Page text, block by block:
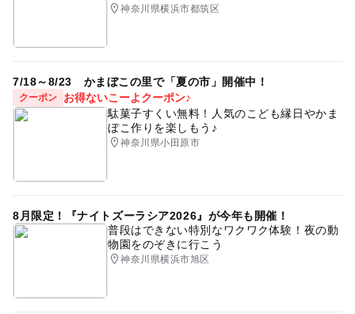
応募方法
公式HPよりご予約を頂くか、
直接のご来店でもご利用頂けます。
稀に貸切営業を行っている場合がございます。
予約ページ
予約はこちらから
大人の料金詳細
・30分 平日 税込380円
・30分 土日 税込580円
（別途飲み放題オプション370円はお選び頂けます）
す。
（3時間パックご利用中なら1000円）
エアー遊具 キッズパーク
キッズケーキ作り おしごと体験 体験イベント
お仕事体験 東京子連れスポット 体験型イベント
お寿司 横浜
神奈川県横浜市都筑区
7/18～8/23 かまぼこの里で「夏の市」開催中！
クーポン
お得ないこーよクーポン♪
駄菓子すくい無料！人気のこども縁日やかま
ぼこ作りを楽しもう♪
神奈川県小田原市
8月限定！『ナイトズーラシア2026』が今年も開催！
普段はできない特別なワクワク体験！夜の動
物園をのぞきに行こう
神奈川県横浜市旭区